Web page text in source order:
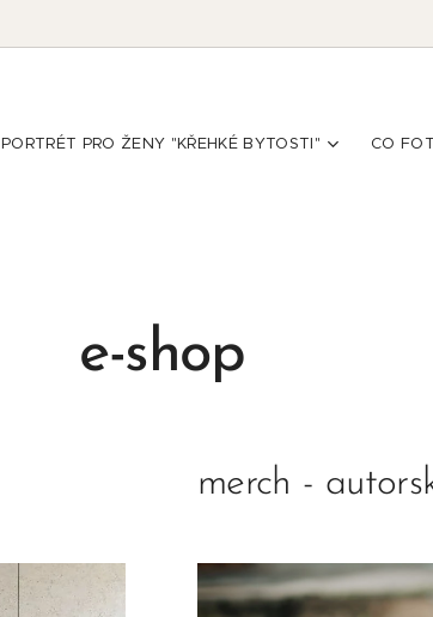
PORTRÉT PRO ŽENY "KŘEHKÉ BYTOSTI" CO
e-shop
merch -